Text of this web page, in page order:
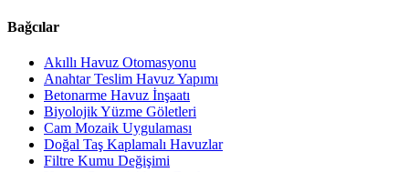
Bağcılar
Akıllı Havuz Otomasyonu
Anahtar Teslim Havuz Yapımı
Betonarme Havuz İnşaatı
Biyolojik Yüzme Göletleri
Cam Mozaik Uygulaması
Doğal Taş Kaplamalı Havuzlar
Filtre Kumu Değişimi